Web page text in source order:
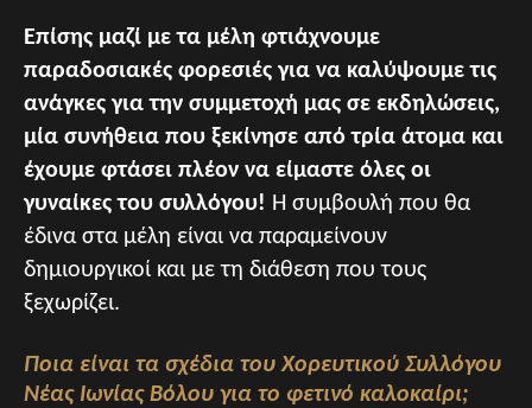
Επίσης μαζί με τα μέλη φτιάχνουμε
παραδοσιακές φορεσιές για να καλύψουμε τις
ανάγκες για την συμμετοχή μας σε εκδηλώσεις,
μία συνήθεια που ξεκίνησε από τρία άτομα και
έχουμε φτάσει πλέον να είμαστε όλες οι
γυναίκες του συλλόγου! Η συμβουλή που θα
έδινα στα μέλη είναι να παραμείνουν
δημιουργικοί και με τη διάθεση που τους
ξεχωρίζει.
Ποια είναι τα σχέδια του Χορευτικού Συλλόγου
Νέας Ιωνίας Βόλου για το φετινό καλοκαίρι;